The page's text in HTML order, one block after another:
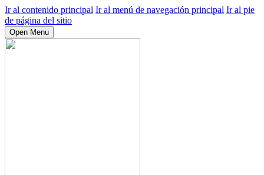
Ir al contenido principal Ir al menú de navegación principal Ir al pie
de página del sitio
Open Menu